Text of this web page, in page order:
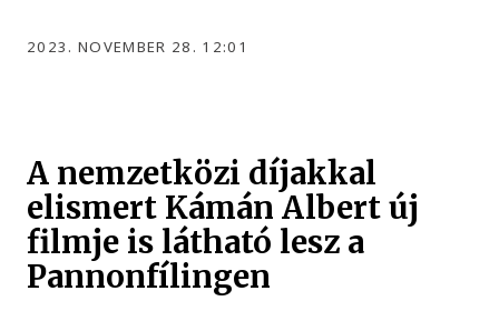
2023. NOVEMBER 28. 12:01
A nemzetközi díjakkal
elismert Kámán Albert új
filmje is látható lesz a
Pannonfílingen